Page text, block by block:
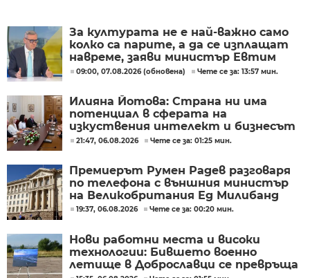
За културата не е най-важно само
колко са парите, а да се изплащат
навреме, заяви министър Евтим
Милошев
09:00, 07.08.2026 (обновена) Чете се за: 13:57 мин.
Илияна Йотова: Страна ни има
потенциал в сферата на
изкуствения интелект и бизнесът
забелязва тези перспективи
21:47, 06.08.2026 Чете се за: 01:25 мин.
Премиерът Румен Радев разговаря
по телефона с външния министър
на Великобритания Ед Милибанд
19:37, 06.08.2026 Чете се за: 00:20 мин.
Нови работни места и високи
технологии: Бившето военно
летище в Доброславци се превръща